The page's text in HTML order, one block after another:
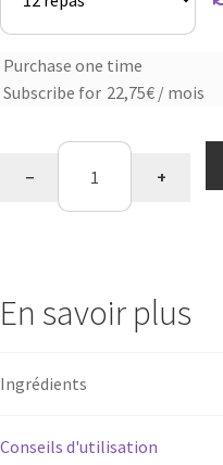
Choose
purchase
Purchase one time
Subscribe for 22,75€ / mois
quantité
Compote
− +
En savoir plus
Ingrédients
Conseils d'utilisation